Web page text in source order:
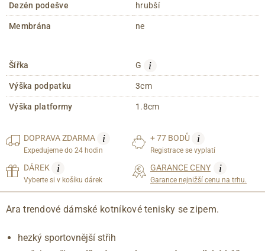
Dezén podešve hrubší
Membrána ne
Šířka G i
Výška podpatku 3cm
Výška platformy 1.8cm
DOPRAVAZDARMA i
Expedujeme do 24 hodin
+ 77 BODŮ i
Registrace se vyplatí
DÁREK i
Vyberte si v košíku dárek
GARANCE CENY i
Garance nejnižší cenu na trhu.
Ara trendové dámské kotníkové tenisky se zipem.
hezký sportovnější střih